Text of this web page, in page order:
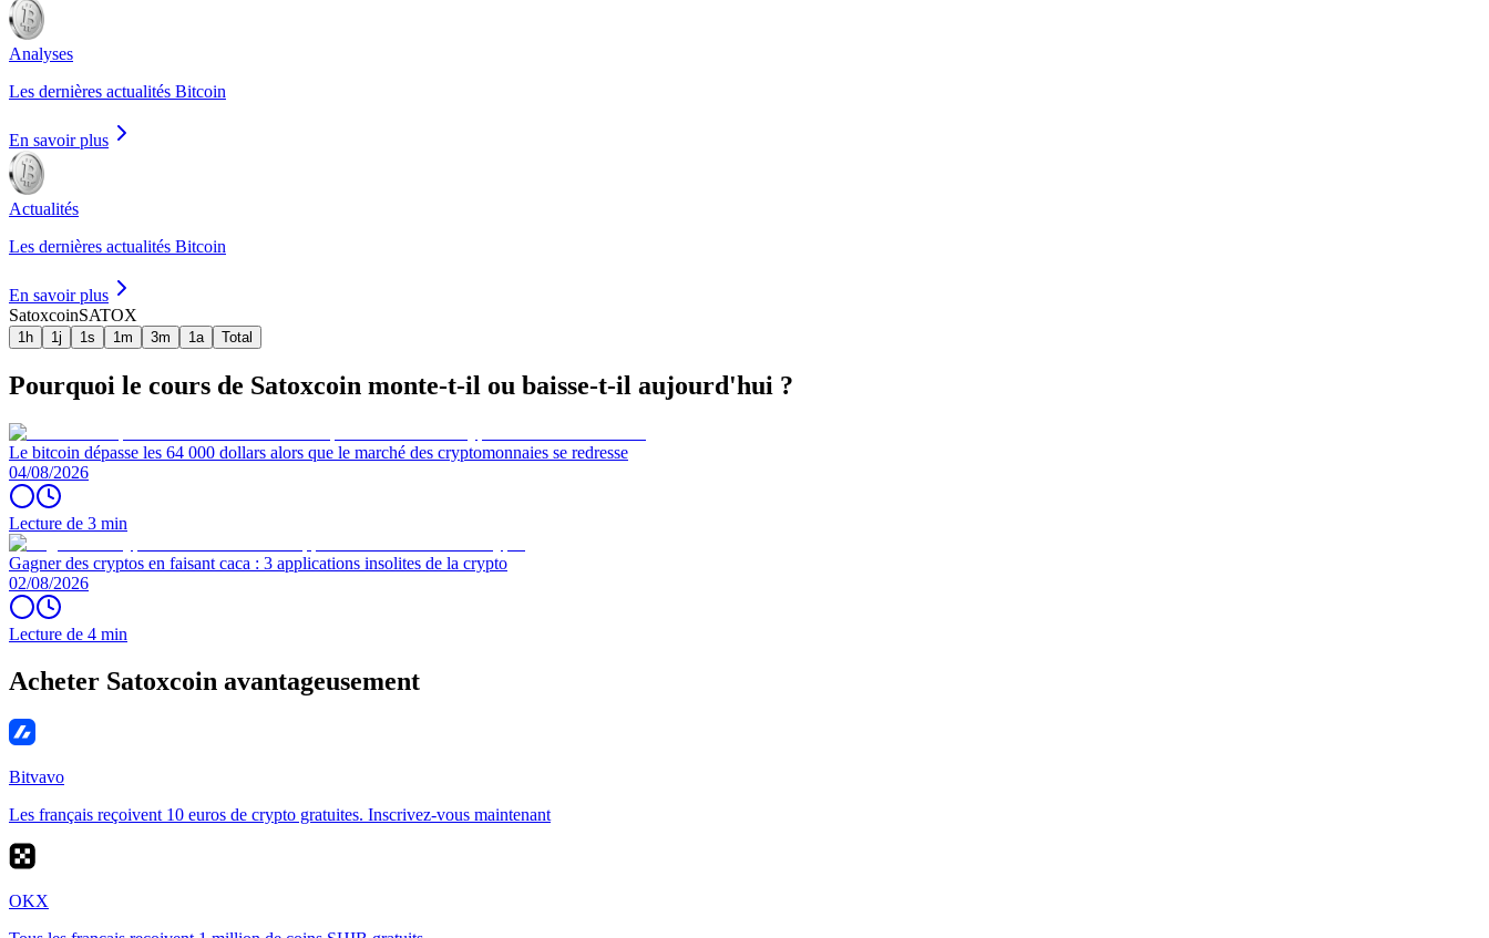
Analyses
Les dernières actualités Bitcoin
En savoir plus
Actualités
Les dernières actualités Bitcoin
En savoir plus
SatoxcoinSATOX
1h 1j 1s 1m 3m 1a Total
Pourquoi le cours de Satoxcoin monte-t-il ou baisse-t-il aujourd'hui ?
Le bitcoin dépasse les 64 000 dollars alors que le marché des cryptomonnaies se redresse
04/08/2026
Lecture de 3 min
Gagner des cryptos en faisant caca : 3 applications insolites de la crypto
02/08/2026
Lecture de 4 min
Acheter Satoxcoin avantageusement
Bitvavo
Les français reçoivent 10 euros de crypto gratuites. Inscrivez-vous maintenant
OKX